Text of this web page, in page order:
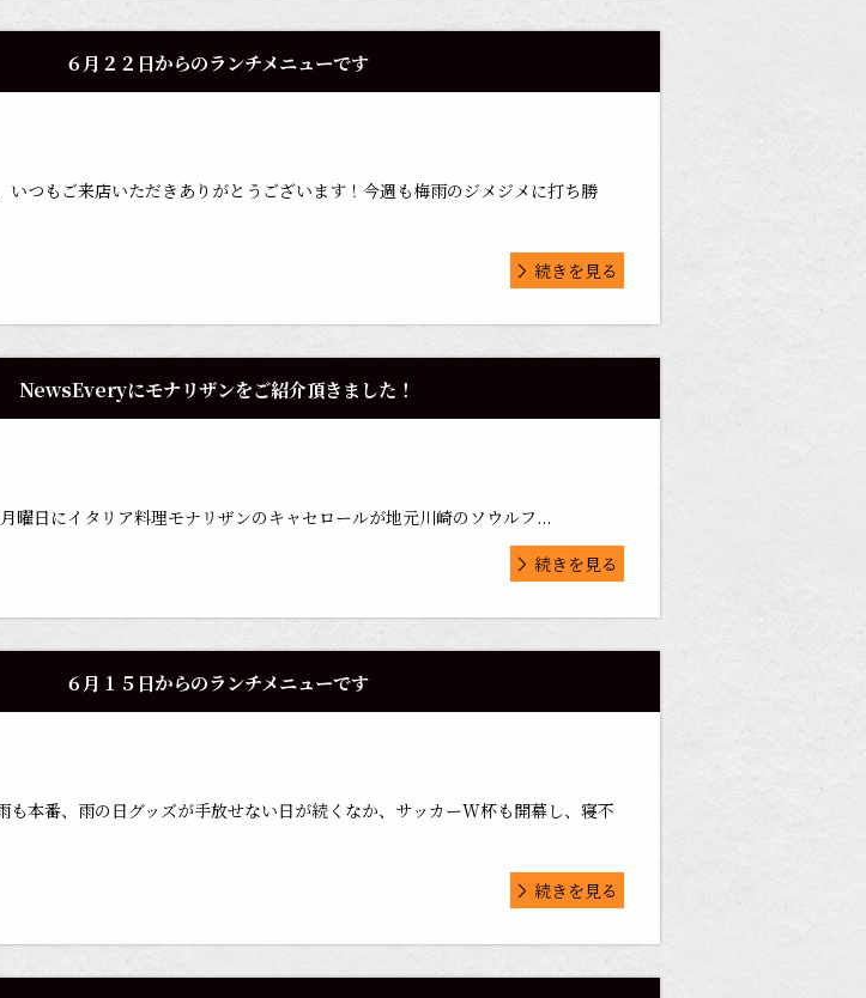
６月２２日からのランチメニューです
いつもご来店いただきありがとうございます！今週も梅雨のジメジメに打ち勝
続きを見る
NewsEveryにモナリザンをご紹介頂きました！
曜日にイタリア料理モナリザンのキャセロールが地元川崎のソウルフ...
続きを見る
６月１５日からのランチメニューです
も本番、雨の日グッズが手放せない日が続くなか、サッカーW杯も開幕し、寝不
続きを見る